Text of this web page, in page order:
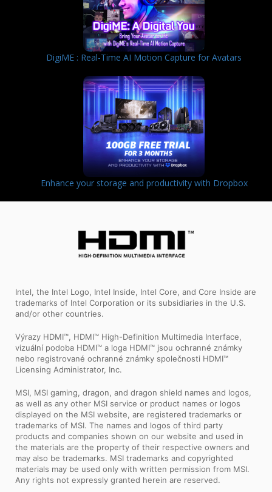
DigiME : Real-Time AI Motion Capture for Avatars
Enhance your storage and productivity with Dropbox
Intel, the Intel Logo, Intel Inside, Intel Core, and Core Inside are
trademarks of Intel Corporation or its subsidiaries in the U.S.
and/or other countries.
Výrazy HDMI™, HDMI™ High-Definition Multimedia Interface,
vizuální podoba HDMI™ a loga HDMI™ jsou ochranné známky
nebo registrované ochranné známky společnosti HDMI™
Licensing Administrator, Inc.
MSI, MSI gaming, dragon, and dragon shield names and logos,
as well as any other MSI service or product names or logos
displayed on the MSI website, are registered trademarks or
trademarks of MSI. The names and logos of third party
products and companies shown on our website and used in
the materials are the property of their respective owners and
may also be trademarks. MSI trademarks and copyrighted
materials may be used only with written permission from MSI.
Any rights not expressly granted herein are reserved.